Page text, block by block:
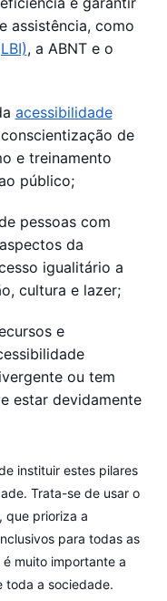
assistência, como
, a ABNT e o
acessibilidade
de
e treinamento
público;
pessoas com
da
igualitário a
cultura e lazer;
e
ou tem
estar devidamente
instituir estes pilares
Trata-se de usar o
que prioriza a
para todas as
muito importante a
toda a sociedade.